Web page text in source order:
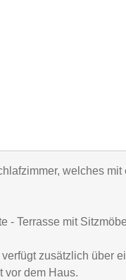
welches
Terrasse mit
zusätzlich
vor dem Haus.